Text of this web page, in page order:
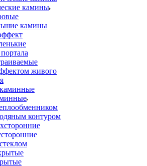
камины
камины
живого
контуром